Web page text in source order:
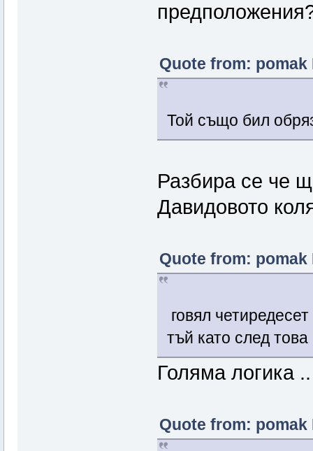
Quote from: pomak
Той също бил
Разбира се че
Давидовото
Quote from: pomak
говял
тъй като след
Голяма логика
Quote from: pomak